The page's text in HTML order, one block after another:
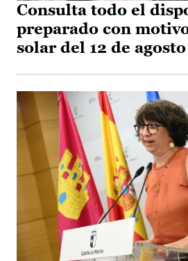
Consulta todo el
preparado con
solar del 12 de agosto